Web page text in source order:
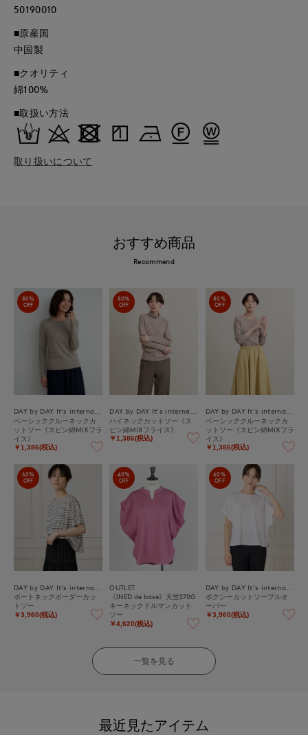
50190010
■原産国
中国製
■クオリティ
綿100%
■取扱い方法
取り扱いについて
おすすめ商品
Recommend
80%
OFF
ベーシッククルーネックカ
ットソー《スビン綿MIXフラ
イス》
￥1,386(税込)
80%
OFF
ハイネックカットソー《ス
ビン綿MIXフライス》
￥1,386(税込)
80%
OFF
ベーシッククルーネックカ
ットソー《スビン綿MIXフラ
イス》
￥1,386(税込)
60%
OFF
ボートネックボーダーカッ
トソー
￥3,960(税込)
40%
OFF
OUTLET
《INED de base》天竺270G
キーネックドルマンカット
ソー
￥4,620(税込)
60%
OFF
ボクシーカットソープルオ
ーバー
￥3,960(税込)
一覧を見る
最近見たアイテム